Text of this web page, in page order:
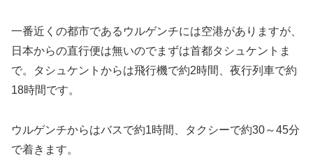
一番近くの都市であるウルゲンチには空港がありますが、
日本からの直行便は無いのでまずは首都タシュケントま
で。タシュケントからは飛行機で約2時間、夜行列車で約
18時間です。
ウルゲンチからはバスで約1時間、タクシーで約30～45分
で着きます。